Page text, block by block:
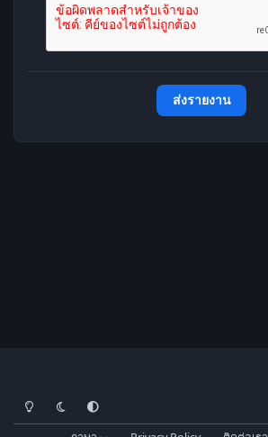
ส่งรายงาน
โหมดสว่างโหมดมืด การตั้งค่าระบบ